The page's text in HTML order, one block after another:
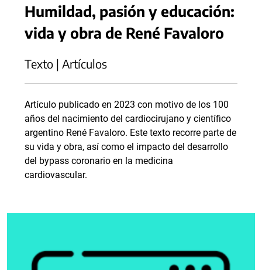
Humildad, pasión y educación:
vida y obra de René Favaloro
Texto | Artículos
Artículo publicado en 2023 con motivo de los 100
años del nacimiento del cardiocirujano y científico
argentino René Favaloro. Este texto recorre parte de
su vida y obra, así como el impacto del desarrollo
del bypass coronario en la medicina
cardiovascular.